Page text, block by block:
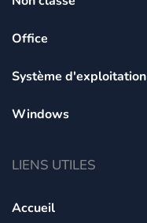
Office
Système d'exploitation
Windows
LIENS UTILES
Accueil